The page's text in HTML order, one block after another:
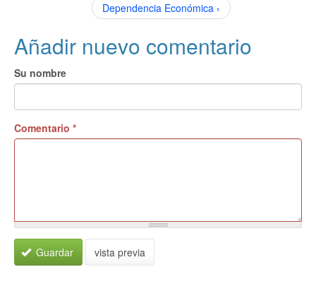
Dependencia Económica ›
Añadir nuevo comentario
Su nombre
Comentario *
Guardar vista previa